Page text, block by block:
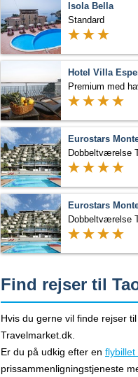
Isola Bella
Standard
Hotel Villa
Premium med
Eurostars
Eurostars
Find rejser til
Hvis du gerne vil finde rejser
Travelmarket.dk.
Er du på udkig efter en flybillet
prissammenligningstjeneste